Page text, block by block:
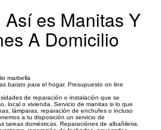
Así es Manitas Y
A Domicilio
marbella
barato para el hogar. Presupuesto on line
de reparación o instalación que se
local o vivienda. Servicio de manitas si lo que
lámparas, reparación de enchufes o incluso
a tu disposición un servicio de
tareas domésticas. Reparaciónes de albañileria.